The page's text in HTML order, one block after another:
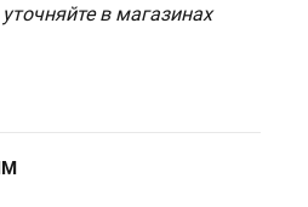
в магазинах